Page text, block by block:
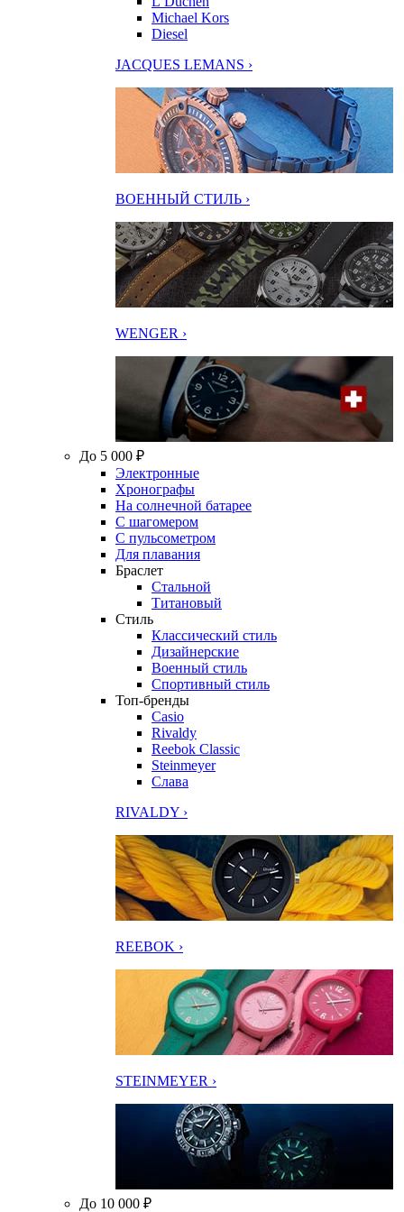
Michael Kors
Diesel
JACQUES LEMANS ›
ВОЕННЫЙ СТИЛЬ ›
WENGER ›
До 5 000 ₽
Электронные
Хронографы
На солнечной батарее
С шагомером
С пульсометром
Для плавания
Браслет
Стальной
Титановый
Стиль
Классический стиль
Дизайнерские
Военный стиль
Спортивный стиль
Топ-бренды
Casio
Rivaldy
Reebok Classic
Steinmeyer
Слава
RIVALDY ›
REEBOK ›
STEINMEYER ›
До 10 000 ₽